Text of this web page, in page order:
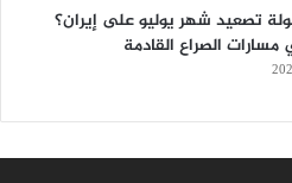
تصعيد شهر يوليو على إيران؟
الصراع القادمة